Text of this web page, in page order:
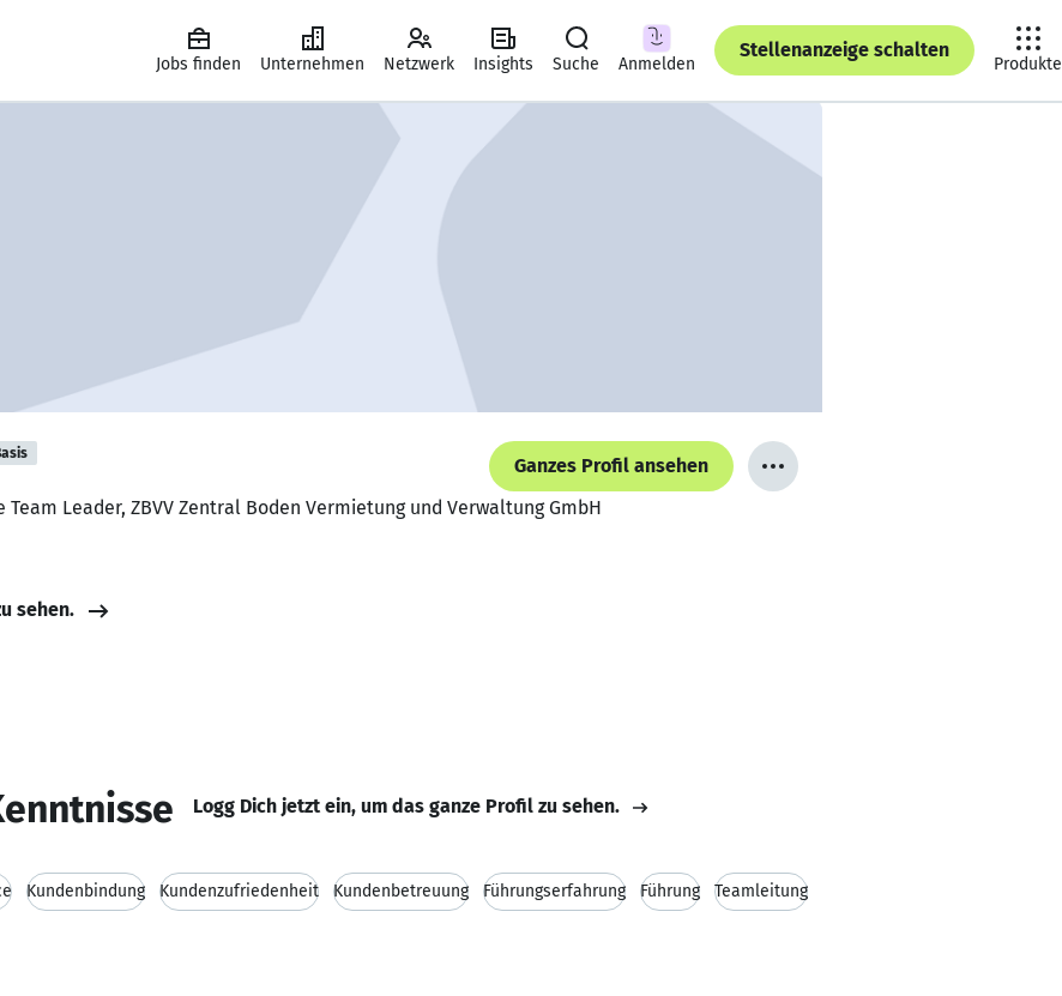
Jobs finden Unternehmen Netzwerk Insights Suche Anmelden
Stellenanzeige schalten
Produkte
Ganzes Profil ansehen
Leader, ZBVV Zentral Boden Vermietung und Verwaltung GmbH
sehen.
Logg Dich jetzt ein, um das ganze Profil zu sehen.
Kundenbindung Kundenzufriedenheit Kundenbetreuung Führungserfahrung Führung Teamleitung